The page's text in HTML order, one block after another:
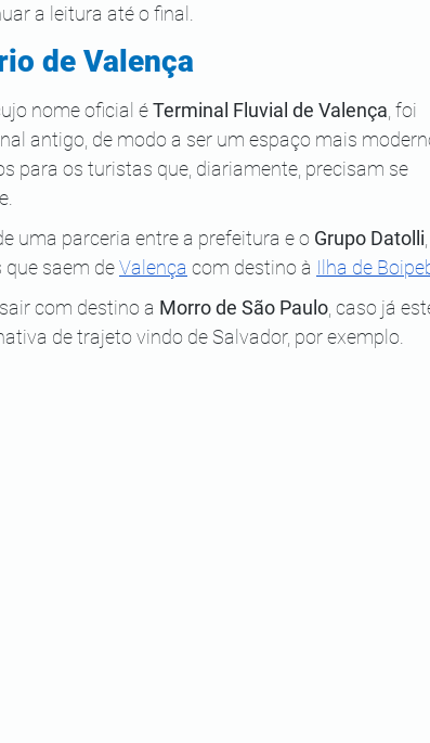
a leitura até o final.
de Valença
nome oficial é Terminal Fluvial de Valença , foi
antigo, de modo a ser um espaço mais
para os turistas que, diariamente, precisam se
uma parceria entre a prefeitura e o Grupo Datolli
saem de Valença com destino à Ilha de
com destino a Morro de São Paulo , caso já
de trajeto vindo de Salvador, por exemplo.